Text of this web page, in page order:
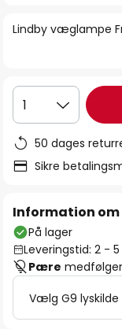
Lindby væglampe
1
50 dages
Sikre
Information om
På lager
Leveringstid: 2 -
Pære
Vælg G9 lyskilde